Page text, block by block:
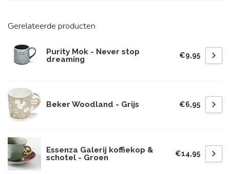
Gerelateerde producten
Purity Mok - Never stop
dreaming
€9,95
Beker Woodland - Grijs €6,95
Essenza Galerij koffiekop &
schotel - Groen
€14,95